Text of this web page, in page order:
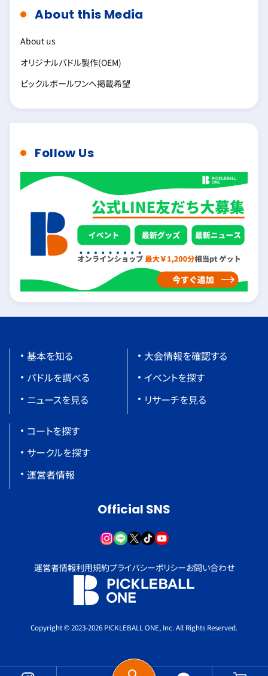
About this Media
About us
オリジナルパドル製作(OEM)
ピックルボールワンへ掲載希望
Follow Us
基本を知る
パドルを調べる
ニュースを見る
大会情報を確認する
イベントを探す
リサーチを見る
コートを探す
サークルを探す
運営者情報
Official SNS
運営者情報利用規約プライバシーポリシーお問い合わせ
Copyright © 2023-2026 PICKLEBALL ONE, Inc. All Rights Reserved.